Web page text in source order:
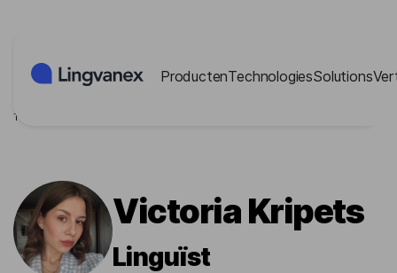
ProductenTechnologiesSolutions
Thuis
Victoria Kripets
Linguïst